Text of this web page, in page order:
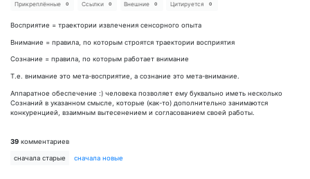
Прикреплённые 0 Ссылки 0 Внешние 0 Цитируется 0
Восприятие = траектории извлечения сенсорного опыта
Внимание = правила, по которым строятся траектории восприятия
Сознание = правила, по которым работает внимание
Т.е. внимание это мета-восприятие, а сознание это мета-внимание.
Аппаратное обеспечение :) человека позволяет ему буквально иметь несколько
Сознаний в указанном смысле, которые (как-то) дополнительно занимаются
конкуренцией, взаимным вытесенением и согласованием своей работы.
39 комментариев
сначала старые сначала новые